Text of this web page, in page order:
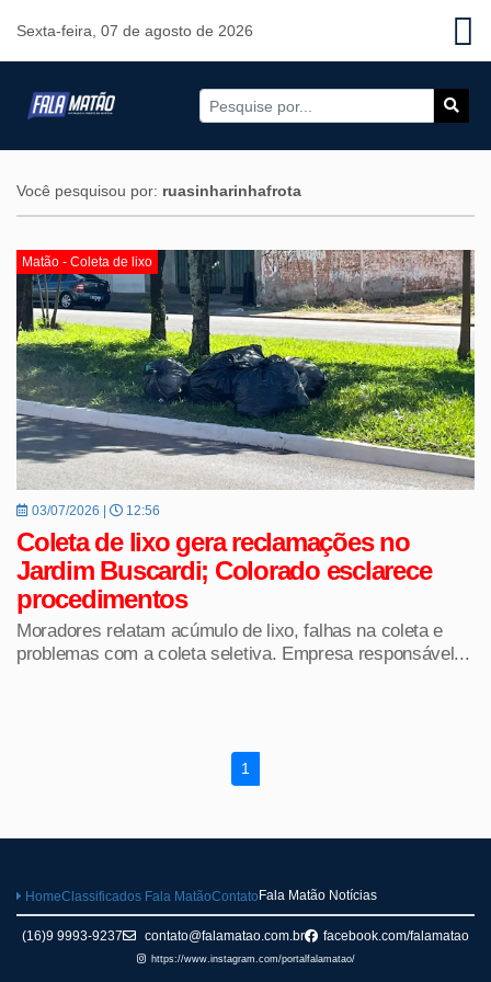
Sexta-feira, 07 de agosto de 2026
Você pesquisou por: ruasinharinhafrota
Matão - Coleta de lixo
03/07/2026 | 12:56
Coleta de lixo gera reclamações no
Jardim Buscardi; Colorado esclarece
procedimentos
Moradores relatam acúmulo de lixo, falhas na coleta e
problemas com a coleta seletiva. Empresa responsável...
1
HomeClassificados Fala MatãoContato Fala Matão Notícias
(16)9 9993-9237 contato@falamatao.com.br facebook.com/falamatao
https://www.instagram.com/portalfalamatao/